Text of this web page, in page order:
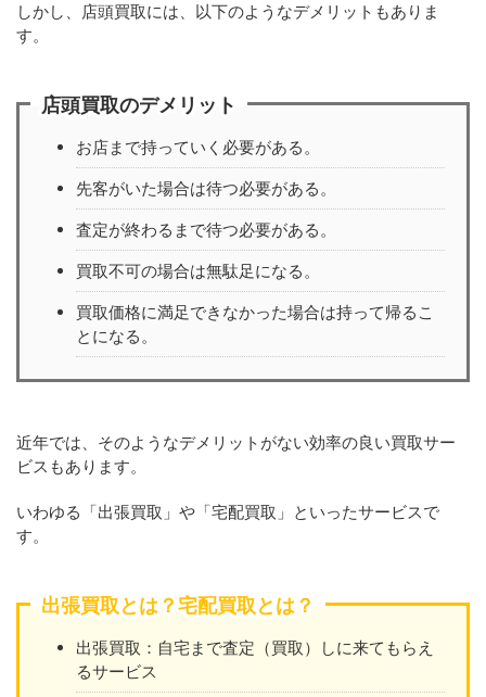
しかし、店頭買取には、以下のようなデメリットもありま
す。
店頭買取のデメリット
お店まで持っていく必要がある。
先客がいた場合は待つ必要がある。
査定が終わるまで待つ必要がある。
買取不可の場合は無駄足になる。
買取価格に満足できなかった場合は持って帰るこ
とになる。
近年では、そのようなデメリットがない効率の良い買取サー
ビスもあります。
いわゆる「出張買取」や「宅配買取」といったサービスで
す。
出張買取とは？宅配買取とは？
出張買取：自宅まで査定（買取）しに来てもらえ
るサービス